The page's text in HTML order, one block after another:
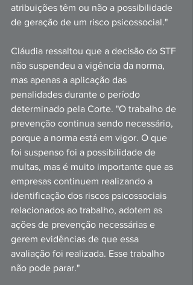
atribuições têm ou não a possibilidade
de geração de um risco psicossocial."
Cláudia ressaltou que a decisão do STF
não suspendeu a vigência da norma,
mas apenas a aplicação das
penalidades durante o período
determinado pela Corte. "O trabalho de
prevenção continua sendo necessário,
porque a norma está em vigor. O que
foi suspenso foi a possibilidade de
multas, mas é muito importante que as
empresas continuem realizando a
identificação dos riscos psicossociais
relacionados ao trabalho, adotem as
ações de prevenção necessárias e
gerem evidências de que essa
avaliação foi realizada. Esse trabalho
não pode parar."